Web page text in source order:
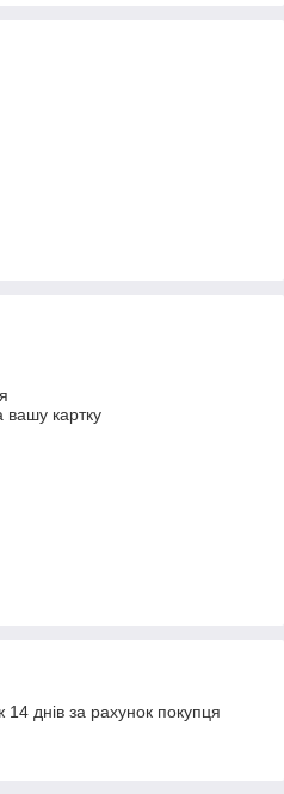
вашу картку
днів за рахунок покупця